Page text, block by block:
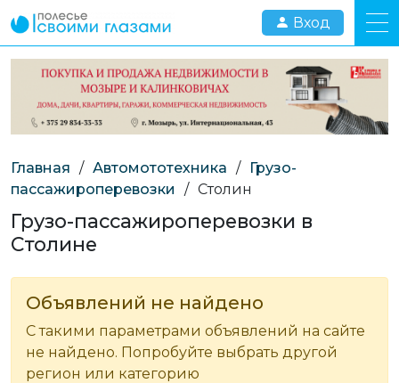
Вход
Главная / Автомототехника /
Грузо-
пассажироперевозки
/ Столин
Грузо-пассажироперевозки в
Столине
Объявлений не найдено
С такими параметрами объявлений на сайте
не найдено. Попробуйте выбрать другой
регион или категорию